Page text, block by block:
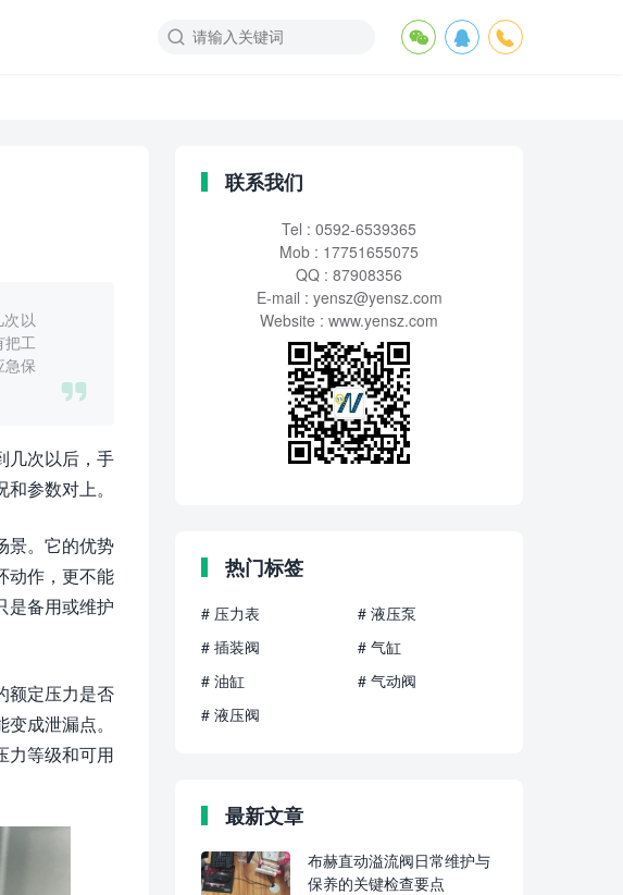
以
把工
急保
几次以后，手
参数对上。
景。它的优势
动作，更不能
是备用或维护
额定压力是否
成泄漏点。
力等级和可用
联系我们
Tel : 0592-6539365
Mob : 17751655075
QQ : 87908356
E-mail : yensz@yensz.com
Website : www.yensz.com
热门标签
# 压力表
# 液压泵
# 插装阀
# 气缸
# 油缸
# 气动阀
# 液压阀
最新文章
布赫直动溢流阀日常维护与
保养的关键检查要点